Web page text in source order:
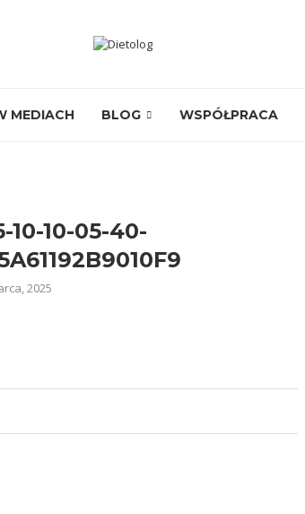
MEDIACH BLOG WSPÓŁPRACA
10-10-05-40-
2025